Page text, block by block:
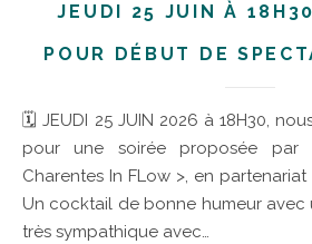
JEUDI 25 JUIN À
POUR DÉBUT DE
🗓 JEUDI 25 JUIN 2026 à 18H30, nous nous donnions Rdv
pour une soirée proposée par
Charentes In FLow >, en
Un cocktail de bonne humeur avec
très sympathique avec…